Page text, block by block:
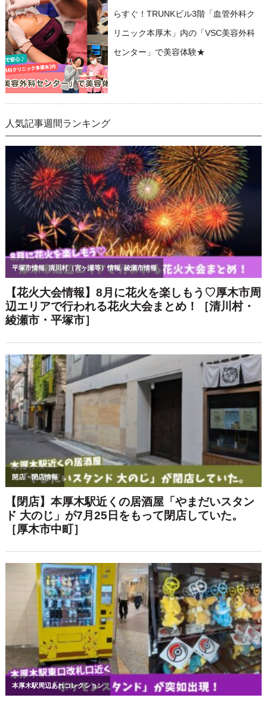
らすぐ！TRUNKビル3階「血管外科ク
リニック本厚木」内の「VSC美容外科
センター」で美容体験★
人気記事週間ランキング